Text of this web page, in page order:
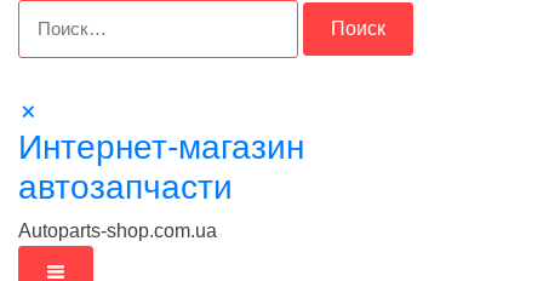
Интернет-магазин
автозапчасти
Autoparts-shop.com.ua